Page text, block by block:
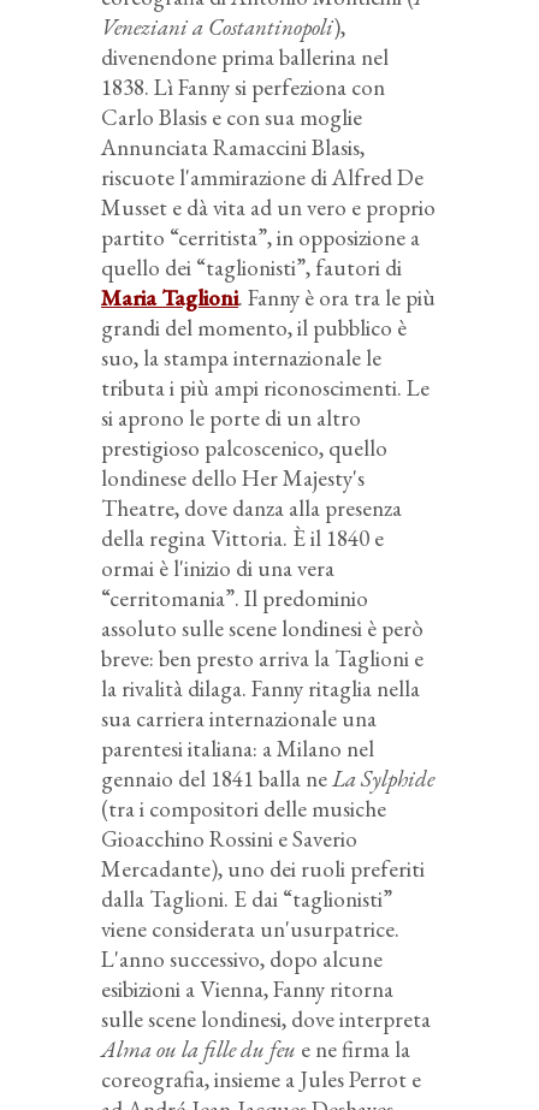
Veneziani a Costantinopoli),
divenendone prima ballerina nel
1838. Lì Fanny si perfeziona con
Carlo Blasis e con sua moglie
Annunciata Ramaccini Blasis,
riscuote l'ammirazione di Alfred De
Musset e dà vita ad un vero e proprio
partito “cerritista”, in opposizione a
quello dei “taglionisti”, fautori di
Maria Taglioni. Fanny è ora tra le più
grandi del momento, il pubblico è
suo, la stampa internazionale le
tributa i più ampi riconoscimenti. Le
si aprono le porte di un altro
prestigioso palcoscenico, quello
londinese dello Her Majesty's
Theatre, dove danza alla presenza
della regina Vittoria. È il 1840 e
ormai è l'inizio di una vera
“cerritomania”. Il predominio
assoluto sulle scene londinesi è però
breve: ben presto arriva la Taglioni e
la rivalità dilaga. Fanny ritaglia nella
sua carriera internazionale una
parentesi italiana: a Milano nel
gennaio del 1841 balla neLa Sylphide
(tra i compositori delle musiche
Gioacchino Rossini e Saverio
Mercadante), uno dei ruoli preferiti
dalla Taglioni. E dai “taglionisti”
viene considerata un'usurpatrice.
L'anno successivo, dopo alcune
esibizioni a Vienna, Fanny ritorna
sulle scene londinesi, dove interpreta
Alma ou la fille du feu e ne firma la
coreografia, insieme a Jules Perrot e